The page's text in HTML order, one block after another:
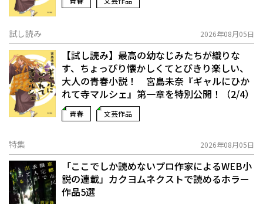
試し読み 2026年08月05日
【試し読み】最高の幼なじみたちが織りな
す、ちょっぴり懐かしくてとびきり楽しい、
大人の青春小説！ 宮島未奈『ギャルにひか
れて寺マルシェ』第一章を特別公開！（2/4）
青春 文芸作品
特集 2026年08月05日
「ここでしか読めないプロ作家によるWEB小
説の連載」――カクヨムネクストで読めるホラー
作品5選